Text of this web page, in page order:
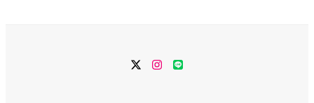
TwitterInstagram
LINE